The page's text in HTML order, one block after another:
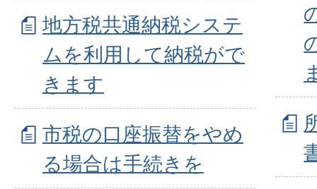
地方税共通納税システ
ムを利用して納税がで
きます
市税の口座振替をやめ
る場合は手続きを